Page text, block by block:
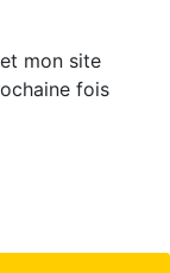
mon site
fois